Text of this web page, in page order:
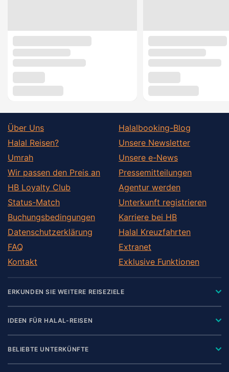
Über Uns
Halal Reisen?
Umrah
Wir passen den Preis an
HB Loyalty Club
Status-Match
Buchungsbedingungen
Datenschutzerklärung
FAQ
Kontakt
Halalbooking-Blog
Unsere Newsletter
Unsere e-News
Pressemitteilungen
Agentur werden
Unterkunft registrieren
Karriere bei HB
Halal Kreuzfahrten
Extranet
Exklusive Funktionen
ERKUNDEN SIE WEITERE REISEZIELE
IDEEN FÜR HALAL-REISEN
BELIEBTE UNTERKÜNFTE